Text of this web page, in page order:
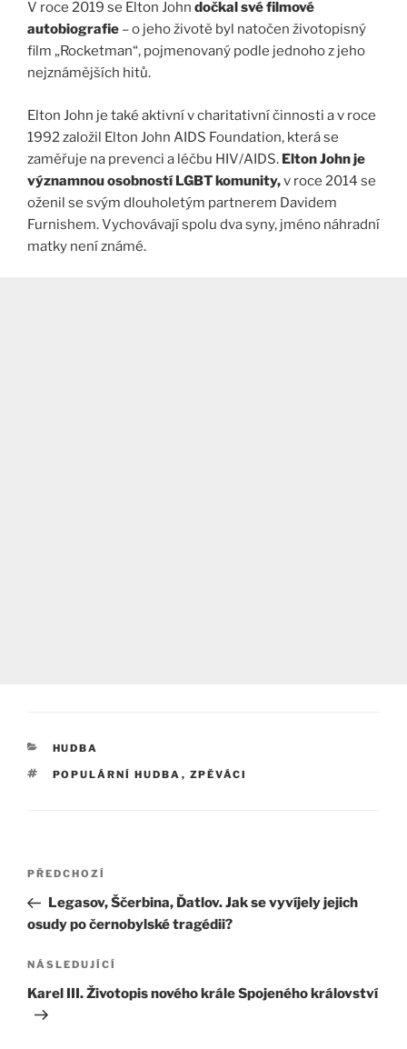
V roce 2019 se Elton John dočkal své filmové
autobiografie – o jeho životě byl natočen životopisný
film „Rocketman“, pojmenovaný podle jednoho z jeho
nejznámějších hitů.
Elton John je také aktivní v charitativní činnosti a v roce
1992 založil Elton John AIDS Foundation, která se
zaměřuje na prevenci a léčbu HIV/AIDS. Elton John je
významnou osobností LGBT komunity,v roce 2014 se
oženil se svým dlouholetým partnerem Davidem
Furnishem. Vychovávají spolu dva syny, jméno náhradní
matky není známé.
RUBRIKY
HUDBA
ŠTÍTKY
POPULÁRNÍ HUDBA , ZPĚVÁCI
Navigace
příspěvek
Předchozí
příspěvek
PŘEDCHOZÍ
Legasov, Ščerbina, Ďatlov. Jak se vyvíjely jejich
osudy po černobylské tragédii?
Následující
příspěvek
NÁSLEDUJÍCÍ
Karel III. Životopis nového krále Spojeného království